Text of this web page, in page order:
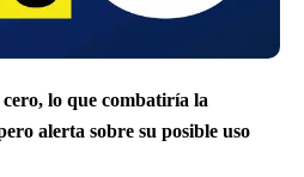
lo que combatiría la
alerta sobre su posible uso